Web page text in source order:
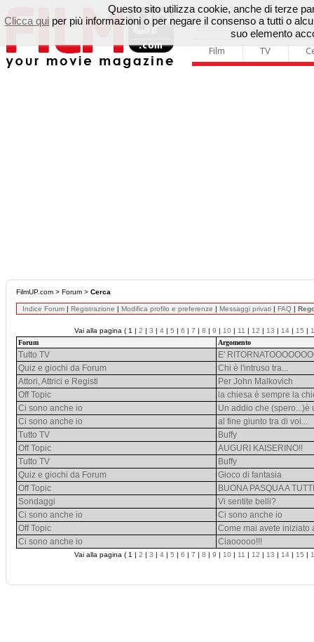
Film TV
FilmUP.com > Forum > Cerca
Indice Forum | Registrazione | Modifica profilo e preferenze | Messaggi privati | FAQ |
Vai alla pagina ( 1 | 2 | 3 | 4 | 5 | 6 | 7 | 8 | 9 | 10 | 11 | 12 | 13 | 14 | 15 |
Forum
Argomento
Tutto TV
E'
Quiz e giochi da Forum
Chi è l'intruso tra...
Attori, Attrici e Registi
Per John Malkovich
Off Topic
la chiesa è sempre la
Ci sono anche io
Un addio che (spero...)è
Ci sono anche io
al fine giunto tra di voi...
Tutto TV
Buffy
Off Topic
AUGURI KAISERINO!!
Tutto TV
Buffy
Quiz e giochi da Forum
Gioco di fantasia
Off Topic
BUONA PASQUA A
Sondaggi
Vi sentite belli?
Ci sono anche io
Ci sono anche io
Off Topic
Come mai avete iniziato
Ci sono anche io
Ciaooooo!!!
Vai alla pagina ( 1 | 2 | 3 | 4 | 5 | 6 | 7 | 8 | 9 | 10 | 11 | 12 | 13 | 14 | 15 |
Questo sito utilizza cookie, anche di terze
Clicca qui per più informazioni o per negare il consenso a tutti o
suo elemento